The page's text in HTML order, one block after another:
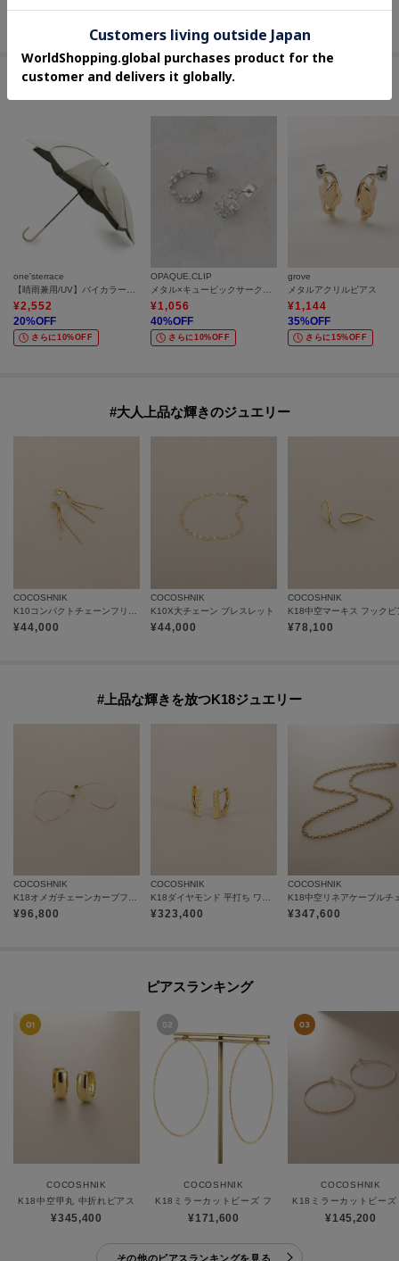
one'sterrace
【晴雨兼用/UV】バイカラーパイピング 長傘
¥2,552
20%OFF
さらに10%OFF
OPAQUE.CLIP
メタル×キュービックサークルピアス
¥1,056
40%OFF
さらに10%OFF
grove
メタルアクリルピアス
¥1,144
35%OFF
さらに15%OFF
#大人上品な輝きのジュエリー
COCOSHNIK
¥44,000
COCOSHNIK
K10X大チェーン ブレスレット
¥44,000
COCOSHNIK
K18中空マーキス フックピ
¥78,100
#上品な輝きを放つK18ジュエリー
COCOSHNIK
¥96,800
COCOSHNIK
¥323,400
COCOSHNIK
¥347,600
ピアスランキング
COCOSHNIK
K18中空甲丸 中折れピアス
¥345,400
COCOSHNIK
K18ミラーカットビーズ フープピアス（大）
¥171,600
COCOSHNIK
K18ミラーカットビー
¥145,200
その他のピアスランキングを見る